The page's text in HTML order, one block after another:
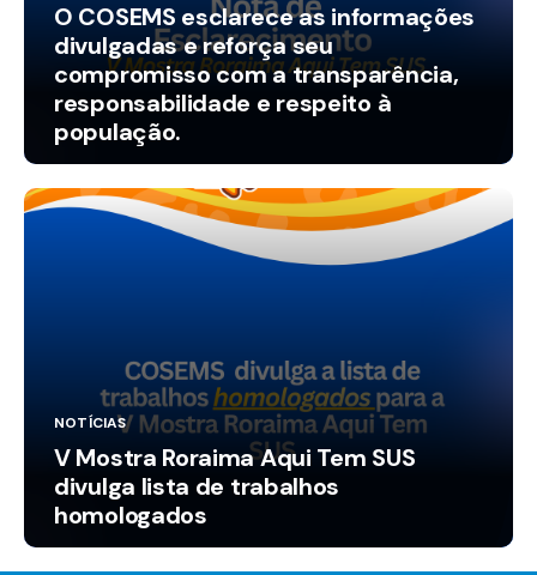
O COSEMS esclarece as informações
divulgadas e reforça seu
compromisso com a transparência,
responsabilidade e respeito à
população.
NOTÍCIAS
V Mostra Roraima Aqui Tem SUS
divulga lista de trabalhos
homologados